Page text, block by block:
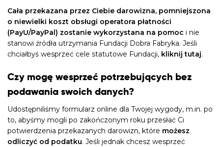
Cała przekazana przez Ciebie darowizna, pomniejszona
o niewielki koszt obsługi operatora płatności
(PayU/PayPal) zostanie wykorzystana na pomoc i nie
stanowi źródła utrzymania Fundacji Dobra Fabryka. Jeśli
chciałbyś wesprzeć cele statutowe Fundacji, kliknij tutaj.
Czy mogę wesprzeć potrzebujących bez
podawania swoich danych?
Udostępniliśmy formularz online dla Twojej wygody, m.in. po
to, abyśmy mogli po zakończonym roku przesłać Ci
potwierdzenia przekazanych darowizn, które możesz
odliczyć od podatku. Jeśli jednak chcesz wesprzeć